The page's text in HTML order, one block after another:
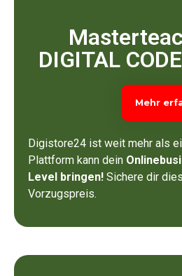
DIGITAL
Mehr
Digistore24 ist weit mehr als
Plattform kann dein
Level bringen! Sichere dir
Vorzugspreis.